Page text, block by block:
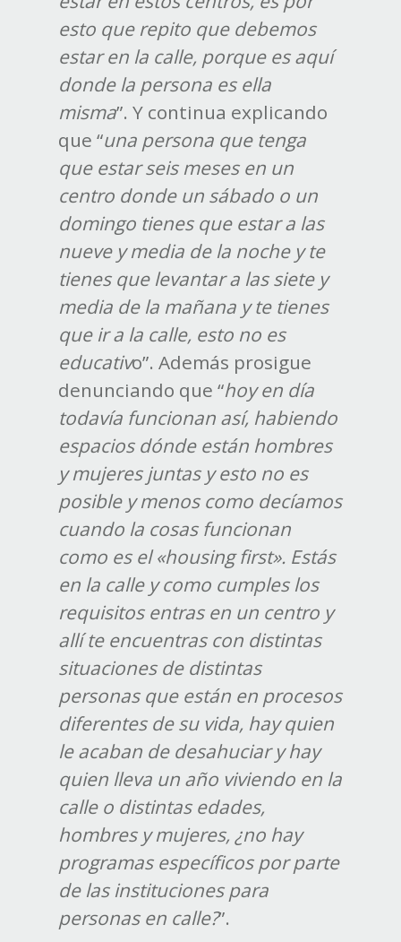
esto que repito que debemos
estar en la calle, porque es aquí
donde la persona es ella
misma”. Y continua explicando
que “una persona que tenga
que estar seis meses en un
centro donde un sábado o un
domingo tienes que estar a las
nueve y media de la noche y te
tienes que levantar a las siete y
media de la mañana y te tienes
que ir a la calle, esto no es
educativo”. Además prosigue
denunciando que “hoy en día
todavía funcionan así, habiendo
espacios dónde están hombres
y mujeres juntas y esto no es
posible y menos como decíamos
cuando la cosas funcionan
como es el «housing first». Estás
en la calle y como cumples los
requisitos entras en un centro y
allí te encuentras con distintas
situaciones de distintas
personas que están en procesos
diferentes de su vida, hay quien
le acaban de desahuciar y hay
quien lleva un año viviendo en la
calle o distintas edades,
hombres y mujeres, ¿no hay
programas específicos por parte
de las instituciones para
personas en calle?”.